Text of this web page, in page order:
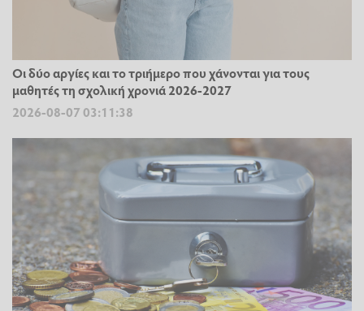
Οι δύο αργίες και το τριήμερο που χάνονται για τους
μαθητές τη σχολική χρονιά 2026-2027
2026-08-07 03:11:38